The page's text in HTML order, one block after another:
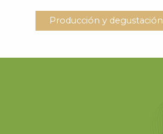
Producción y degustación